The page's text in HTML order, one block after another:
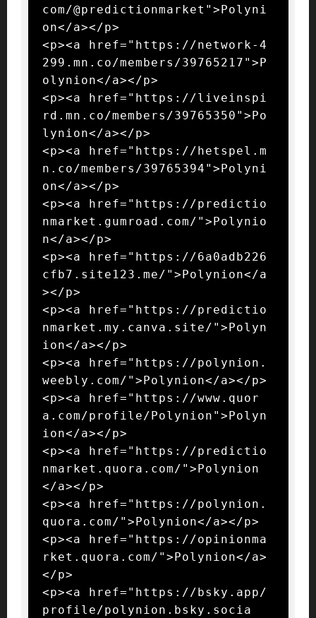
com/@predictionmarket">Polyni
on</a></p>
<p><a href="https://network-4
299.mn.co/members/39765217">P
olynion</a></p>
<p><a href="https://liveinspi
rd.mn.co/members/39765350">Po
lynion</a></p>
<p><a href="https://hetspel.m
n.co/members/39765394">Polyni
on</a></p>
<p><a href="https://predictio
nmarket.gumroad.com/">Polynio
n</a></p>
<p><a href="https://6a0adb226
cfb7.site123.me/">Polynion</a
></p>
<p><a href="https://predictio
nmarket.my.canva.site/">Polyn
ion</a></p>
<p><a href="https://polynion.
weebly.com/">Polynion</a></p>
<p><a href="https://www.quor
a.com/profile/Polynion">Polyn
ion</a></p>
<p><a href="https://predictio
nmarket.quora.com/">Polynion
</a></p>
<p><a href="https://polynion.
quora.com/">Polynion</a></p>
<p><a href="https://opinionma
rket.quora.com/">Polynion</a>
</p>
<p><a href="https://bsky.app/
profile/polynion.bsky.socia